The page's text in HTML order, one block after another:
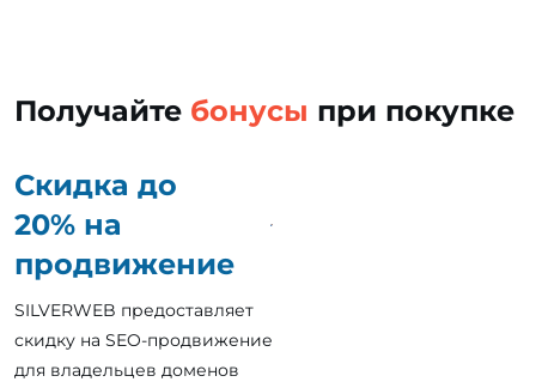
Получайте бонусы при покупке
Скидка до
20% на
продвижение
SILVERWEB предоставляет
скидку на SEO-продвижение
для владельцев доменов